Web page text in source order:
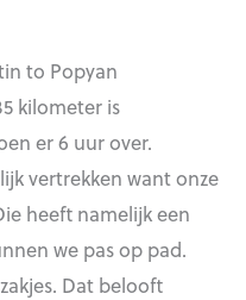
to Popyan
kilometer is
er 6 uur over.
vertrekken want onze
heeft namelijk een
we pas op pad.
Dat belooft